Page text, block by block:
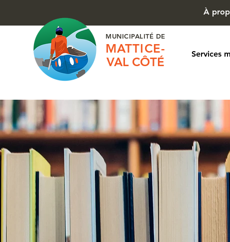
À
MUNICIPALITÉ DE
MATTICE-
VAL CÔTÉ
Services